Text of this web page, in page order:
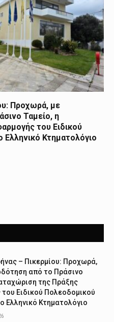
Προχωρά, με
Ταμείο, η
του Ειδικού
Κτηματολόγιο
– Πικερμίου: Προχωρά,
από το Πράσινο
της Πράξης
Ειδικού Πολεοδομικού
Ελληνικό Κτηματολόγιο